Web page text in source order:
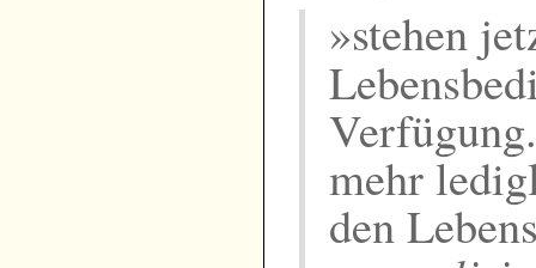
»stehen
mehr
den